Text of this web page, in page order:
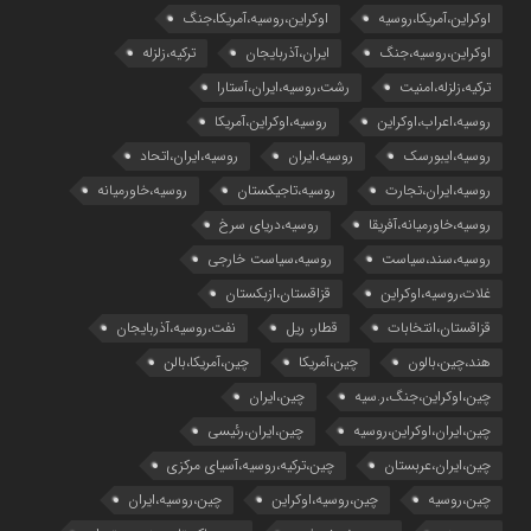
اوکراین،آمریکا،روسیه
اوکراین،روسیه،آمریکا،جنگ
اوکراین،روسیه،جنگ
ایران،آذربایجان
ترکیه،زلزله
ترکیه،زلزله،امنیت
رشت،روسیه،ایران،آستارا
روسیه،اعراب،اوکراین
روسیه،اوکراین،آمریکا
روسیه،ایبورسک
روسیه،ایران
روسیه،ایران،اتحاد
روسیه،ایران،تجارت
روسیه،تاجیکستان
روسیه،خاورمیانه
روسیه،خاورمیانه،آفریقا
روسیه،دریای سرخ
روسیه،سند،سیاست
روسیه،سیاست خارجی
غلات،روسیه،اوکراین
قزاقستان،ازبکستان
قزاقستان،انتخابات
قطار، ریل
نفت،روسیه،آذربایجان
هند،چین،بالون
چین،آمریکا
چین،آمریکا،بالن
چین،اوکراین،جنگ،ر.سیه
چین،ایران
چین،ایران،اوکراین،روسیه
چین،ایران،رئیسی
چین،ایران،عربستان
چین،ترکیه،روسیه،آسیای مرکزی
چین،روسیه
چین،روسیه،اوکراین
چین،روسیه،ایران